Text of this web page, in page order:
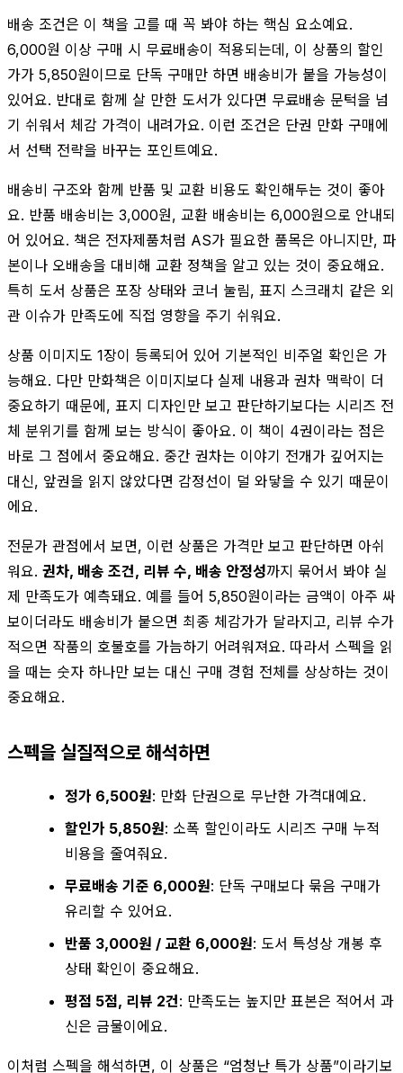
배송 조건은 이 책을 고를 때 꼭 봐야 하는 핵심 요소예요.
6,000원 이상 구매 시 무료배송이 적용되는데, 이 상품의 할인
가가 5,850원이므로 단독 구매만 하면 배송비가 붙을 가능성이
있어요. 반대로 함께 살 만한 도서가 있다면 무료배송 문턱을 넘
기 쉬워서 체감 가격이 내려가요. 이런 조건은 단권 만화 구매에
서 선택 전략을 바꾸는 포인트예요.
배송비 구조와 함께 반품 및 교환 비용도 확인해두는 것이 좋아
요. 반품 배송비는 3,000원, 교환 배송비는 6,000원으로 안내되
어 있어요. 책은 전자제품처럼 AS가 필요한 품목은 아니지만, 파
본이나 오배송을 대비해 교환 정책을 알고 있는 것이 중요해요.
특히 도서 상품은 포장 상태와 코너 눌림, 표지 스크래치 같은 외
관 이슈가 만족도에 직접 영향을 주기 쉬워요.
상품 이미지도 1장이 등록되어 있어 기본적인 비주얼 확인은 가
능해요. 다만 만화책은 이미지보다 실제 내용과 권차 맥락이 더
중요하기 때문에, 표지 디자인만 보고 판단하기보다는 시리즈 전
체 분위기를 함께 보는 방식이 좋아요. 이 책이 4권이라는 점은
바로 그 점에서 중요해요. 중간 권차는 이야기 전개가 깊어지는
대신, 앞권을 읽지 않았다면 감정선이 덜 와닿을 수 있기 때문이
에요.
전문가 관점에서 보면, 이런 상품은 가격만 보고 판단하면 아쉬
워요. 권차, 배송 조건, 리뷰 수, 배송 안정성까지 묶어서 봐야 실
제 만족도가 예측돼요. 예를 들어 5,850원이라는 금액이 아주 싸
보이더라도 배송비가 붙으면 최종 체감가가 달라지고, 리뷰 수가
적으면 작품의 호불호를 가늠하기 어려워져요. 따라서 스펙을 읽
을 때는 숫자 하나만 보는 대신 구매 경험 전체를 상상하는 것이
중요해요.
스펙을 실질적으로 해석하면
정가 6,500원: 만화 단권으로 무난한 가격대예요.
할인가 5,850원: 소폭 할인이라도 시리즈 구매 누적
비용을 줄여줘요.
무료배송 기준 6,000원: 단독 구매보다 묶음 구매가
유리할 수 있어요.
반품 3,000원 / 교환 6,000원: 도서 특성상 개봉 후
상태 확인이 중요해요.
평점 5점, 리뷰 2건: 만족도는 높지만 표본은 적어서 과
신은 금물이에요.
이처럼 스펙을 해석하면, 이 상품은 “엄청난 특가 상품”이라기보